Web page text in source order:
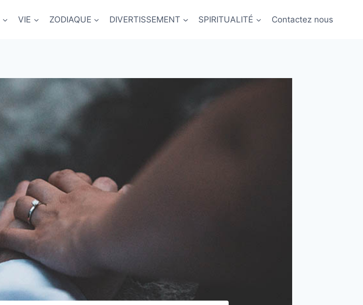
VIE ZODIAQUE DIVERTISSEMENT SPIRITUALITÉ Contactez nous